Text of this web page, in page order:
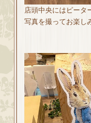
店頭中央にはピータ
写真を撮ってお楽し